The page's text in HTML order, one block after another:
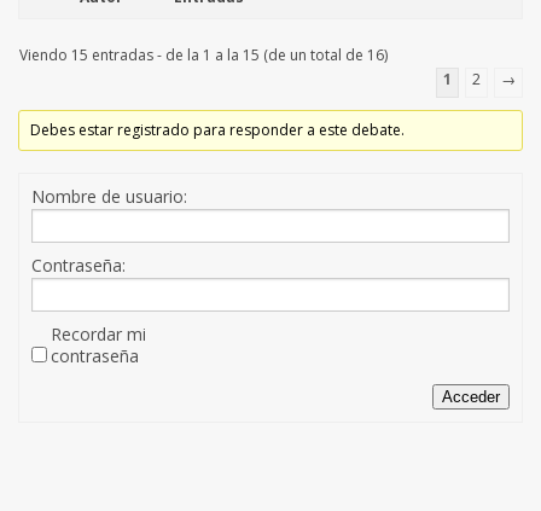
Viendo 15 entradas - de la 1 a la 15 (de un total de 16)
1
2 →
Debes estar registrado para responder a este debate.
Nombre de usuario:
Contraseña:
Recordar mi
contraseña
Acceder